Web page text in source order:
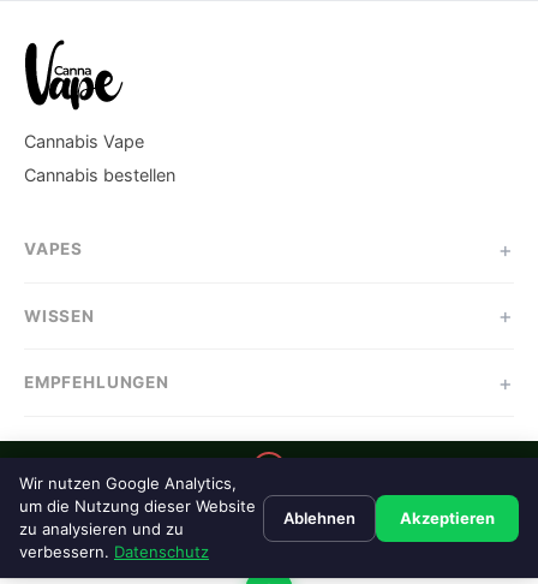
Cannabis Vape
Cannabis bestellen
VAPES
WISSEN
EMPFEHLUNGEN
Dieser Inhalt richtet sich ausschließlich an Personen ab 18 Jahren.
Cannabis-Produkte sind kein Genussmittel für Minderjährige.
jugendschutz.net
Wir nutzen Google Analytics,
um die Nutzung dieser Website
zu analysieren und zu
verbessern. Datenschutz
Ablehnen Akzeptieren